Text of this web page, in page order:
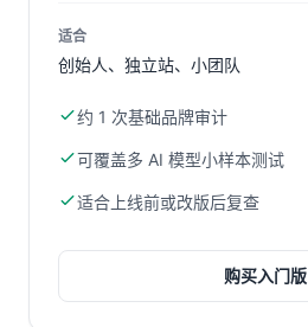
适合
创始人、独立站、小团队
约 1 次基础品牌审计
可覆盖多 AI 模型小样本测试
适合上线前或改版后复查
购买入门版